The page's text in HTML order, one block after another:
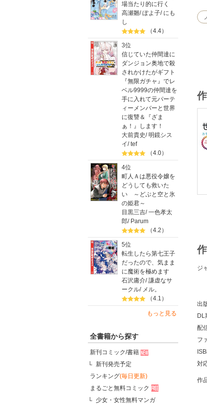
場当たり的に行く
高瀬雛/ぽよ子/ にも
し
（4.4）
3位
信じていた仲間達に
ダンジョン奥地で殺
されかけたがギフト
『無限ガチャ』でレ
ベル9999の仲間達を
手に入れて元パーテ
ィーメンバーと世界
に復讐＆『ざま
ぁ！』します！
大前貴史/明鏡シス
イ/tef
（4.0）
4位
町人Ａは悪役令嬢を
どうしても救いた
い ～どぶと空と氷
の姫君～
目黒三吉/一色孝太
郎/ Parum
（4.2）
5位
転生したら第七王子
だったので、気まま
に魔術を極めます
石沢庸介/謙虚なサ
ークル/ メル。
（4.1）
もっと見る
全書籍から探す
新刊コミック/書籍
新刊発売予定
ランキング(毎日更新)
まるごと無料コミック
少女・女性無料マンガ
ジ
出
DL
配
フ
対
作